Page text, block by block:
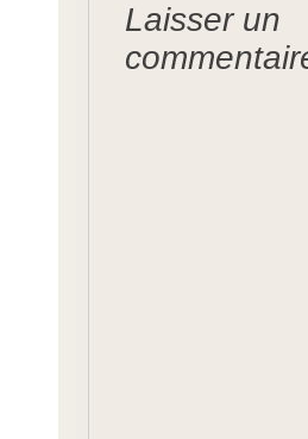
Laisser un